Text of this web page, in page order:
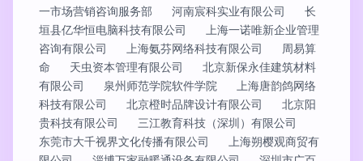
一市场营销咨询服务部
河南宸科实业有限公司
长
垣县亿华恒电脑科技有限公司
上海一诺唯新企业管理
咨询有限公司
上海氨芬网络科技有限公司
周易算
命
天虫资本管理有限公司
北京新保永佳建筑材料
有限公司
泉州师范学院软件学院
上海唐韵鸽网络
科技有限公司
北京橙时品牌设计有限公司
北京阳
贵科技有限公司
三江教育科技（深圳）有限公司
东莞市大千视界文化传播有限公司
上海朔樱观商贸有